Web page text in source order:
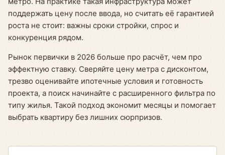
поддержать цену после ввода, но считать её гарантией
роста не стоит: важны сроки стройки, спрос и
конкуренция рядом.
Рынок первички в 2026 больше про расчёт, чем про
эффектную ставку. Сверяйте цену метра с дисконтом,
трезво оценивайте ипотечные условия и готовность
проекта, а поиск начинайте с расширенного фильтра по
типу жилья. Такой подход экономит месяцы и помогает
выбрать квартиру без лишних сюрпризов.